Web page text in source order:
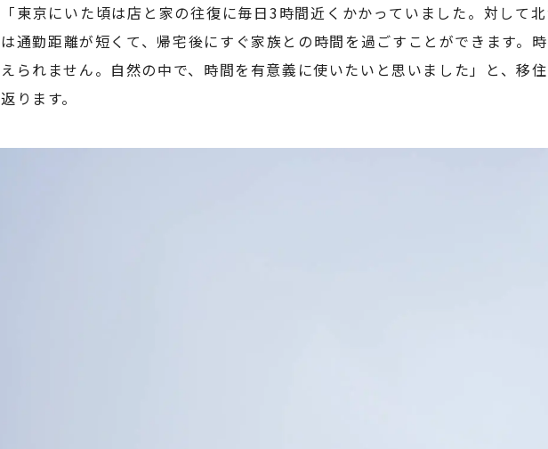
「東京にいた頃は店と家の往復に毎日3時間近くかかっていました。対して
は通勤距離が短くて、帰宅後にすぐ家族との時間を過ごすことができます。
えられません。自然の中で、時間を有意義に使いたいと思いました」と、移
返ります。